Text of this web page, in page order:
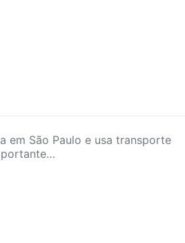
em São Paulo e usa transporte